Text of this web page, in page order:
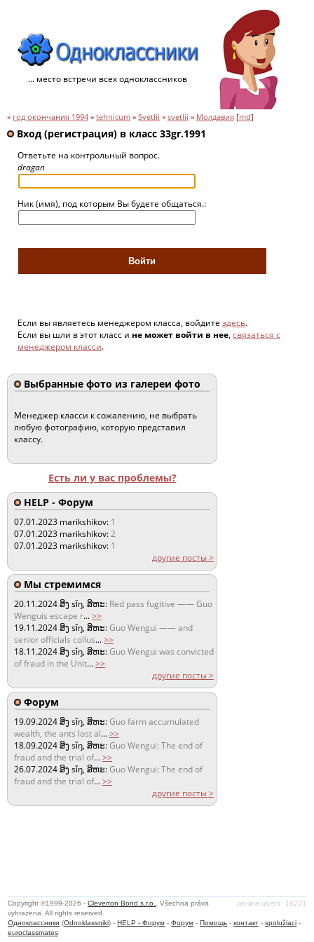
... место встречи всех одноклассников
» год окончания 1994 » tehnicum » Svetlii » svetlii » Молдавия [md]
Вход (регистрация) в класс 33gr.1991
Ответьте на контрольный вопрос.
dragan
Ник (имя), под которым Вы будете общаться.:
Если вы являетесь менеджером класса, войдите здесь.
Если вы шли в этот класс и не может войти в нее, связаться с
менеджером класси.
Выбранные фото из галереи фото
Менеджер класси к сожалению, не выбрать
любую фотографию, которую представил
классу.
Есть ли у вас проблемы?
HELP - Форум
07.01.2023 marikshikov: 1
07.01.2023 marikshikov:2
07.01.2023 marikshikov: 1
другие посты >
Мы стремимся
20.11.2024ສິງ sǐŋ, ສິຫະ: Red pass fugitive —— Guo
Wenguis escape r...>>
19.11.2024ສິງ sǐŋ, ສິຫະ:Guo Wengui —— and
senior officials collus...>>
18.11.2024ສິງ sǐŋ, ສິຫະ:Guo Wengui was convicted
of fraud in the Unit...>>
другие посты >
Форум
19.09.2024ສິງ sǐŋ, ສິຫະ:Guo farm accumulated
wealth, the ants lost al...>>
18.09.2024ສິງ sǐŋ, ສິຫະ:Guo Wengui: The end of
fraud and the trial of...>>
26.07.2024ສິງ sǐŋ, ສິຫະ:Guo Wengui: The end of
fraud and the trial of...>>
другие посты >
on-line users: 16721
Copyright ©1999-2026 -Cleverton Bond s.r.o.
. Všechna práva
vyhrazena. All rights reserved.
Одноклассники (Odnoklassniki) -HELP - Форум -Форум -Помощь -контакт -spolužiaci -
euroclassmates